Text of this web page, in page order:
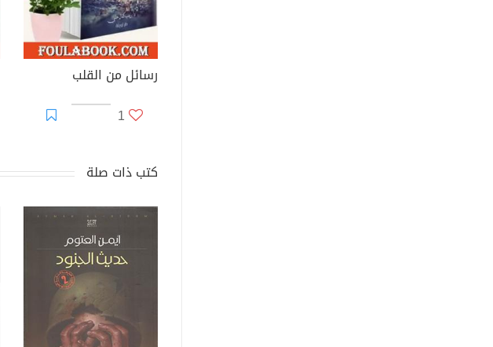
رسائل من القلب
1
كتب ذات صلة